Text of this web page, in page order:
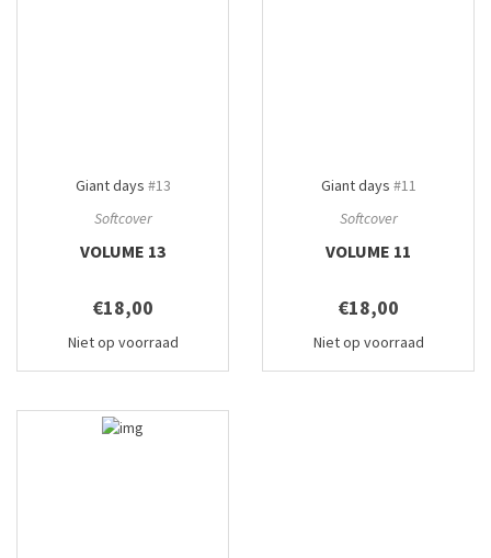
Giant days #13
Softcover
VOLUME 13
€18,00
Niet op voorraad
Giant days #11
Softcover
VOLUME 11
€18,00
Niet op voorraad